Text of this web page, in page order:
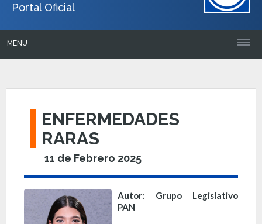
Portal Oficial
MENU
ENFERMEDADES
RARAS
11 de Febrero 2025
Autor: Grupo Legislativo
PAN